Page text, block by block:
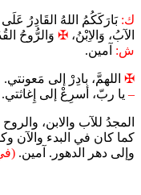
ك: بَارَكَكُمُ اللهُ القَادِرُ
الآبُ، وَالاِبْنُ، ✠ وَالرُّوحُ
ش: آمين.
✠ اللهمَّ، بادِرْ إلى مَعونتي.
– يا ربّ، أسرِعْ إلى إِغاثتي.
المجدُ للآب والابن،
كما كان في البدء والآن
وإلى دهر الدهور. آمين.